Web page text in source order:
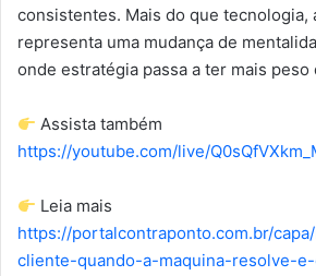
consistentes. Mais do que tecnologia,
representa uma mudança de
onde estratégia passa a ter mais
Assista também
https://youtube.com/live/
Leia mais
https://portalcontraponto.com.br/
cliente-quando-a-maquina-resolve-